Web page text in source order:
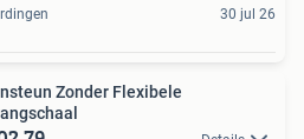
30 jul 26
Zonder Flexibele